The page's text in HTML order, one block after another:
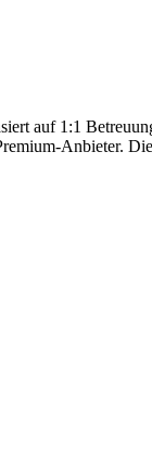
auf 1:1
Anbieter.